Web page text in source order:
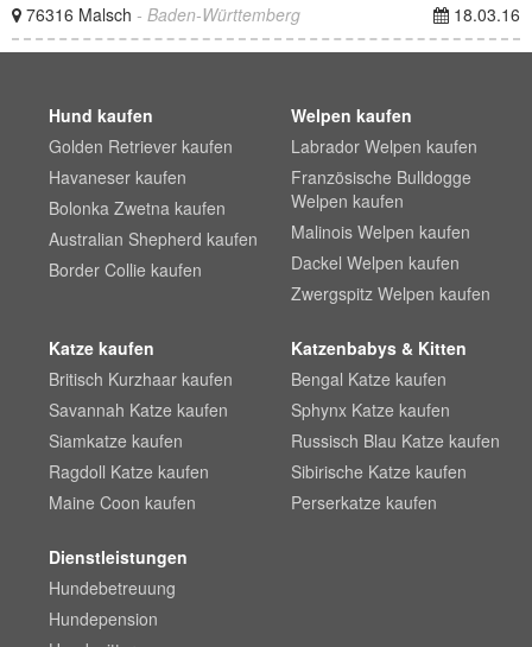
76316 Malsch - Baden-Württemberg 18.03.16
Hund kaufen
Golden Retriever kaufen
Havaneser kaufen
Bolonka Zwetna kaufen
Australian Shepherd kaufen
Border Collie kaufen
Welpen kaufen
Labrador Welpen kaufen
Französische Bulldogge
Welpen kaufen
Malinois Welpen kaufen
Dackel Welpen kaufen
Zwergspitz Welpen kaufen
Katze kaufen
Britisch Kurzhaar kaufen
Savannah Katze kaufen
Siamkatze kaufen
Ragdoll Katze kaufen
Maine Coon kaufen
Katzenbabys & Kitten
Bengal Katze kaufen
Sphynx Katze kaufen
Russisch Blau Katze kaufen
Sibirische Katze kaufen
Perserkatze kaufen
Dienstleistungen
Hundebetreuung
Hundepension